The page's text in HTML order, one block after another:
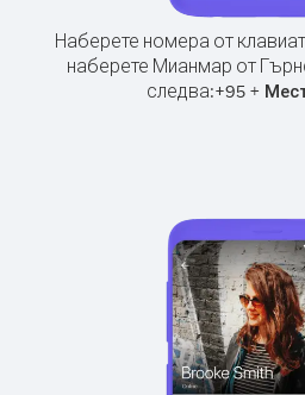
Наберете номера от
наберете Мианмар от
следва:+95+